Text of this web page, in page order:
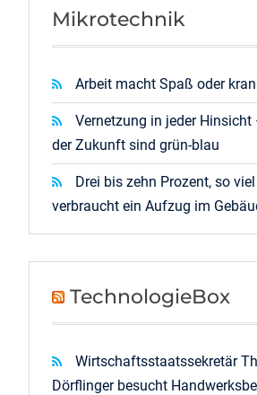
Mikrotechnik
Arbeit macht Spaß oder
Vernetzung in jeder Hinsicht
der Zukunft sind grün-blau
Drei bis zehn Prozent, so
verbraucht ein Aufzug im
TechnologieBox
Wirtschaftsstaatssekretär
Dörflinger besucht